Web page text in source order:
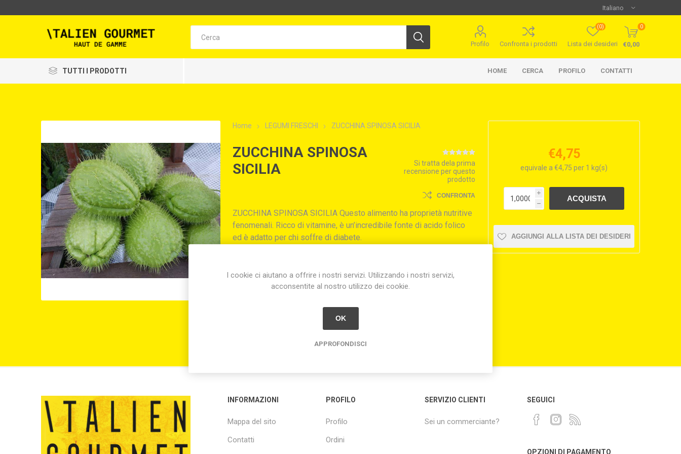
Profilo Confronta i prodotti Lista dei desideri
(0) 0
€0,00
TUTTI I PRODOTTI HOME CERCA PROFILO CONTATTI
Home LEGUMI FRESCHI ZUCCHINA SPINOSA SICILIA
ZUCCHINA SPINOSA
SICILIA
Si tratta dela prima
recensione per questo
prodotto
CONFRONTA
ZUCCHINA SPINOSA SICILIA Questo alimento ha proprietà nutritive
fenomenali. Ricco di vitamine, è un’incredibile fonte di acido folico
ed è adatto per chi soffre di diabete.
€4,75
equivale a €4,75 per 1 kg(s)
i
h
AGGIUNGI ALLA LISTA DEI DESIDERI
INFORMAZIONI
Mappa del sito
Contatti
PROFILO
Profilo
Ordini
SERVIZIO CLIENTI
Sei un commerciante?
SEGUICI
OPZIONI DI PAGAMENTO
I cookie ci aiutano a offrire i nostri servizi. Utilizzando i nostri servizi,
acconsentite al nostro utilizzo dei cookie.
OK
APPROFONDISCI